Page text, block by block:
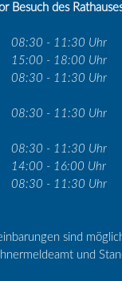
Besuch des
08:30 - 11:30 Uhr
15:00 - 18:00 Uhr
08:30 - 11:30 Uhr
08:30 - 11:30 Uhr
08:30 - 11:30 Uhr
14:00 - 16:00 Uhr
08:30 - 11:30 Uhr
sind
und